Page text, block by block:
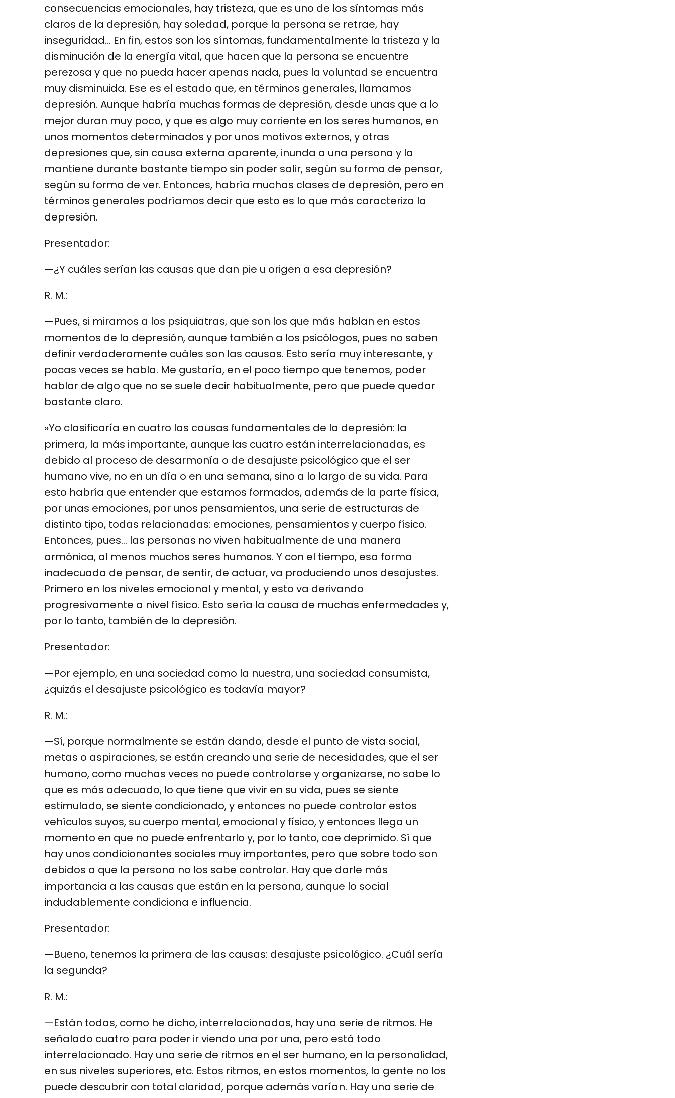
consecuencias emocionales, hay tristeza, que es uno de los síntomas más
claros de la depresión, hay soledad, porque la persona se retrae, hay
inseguridad… En fin, estos son los síntomas, fundamentalmente la tristeza y la
disminución de la energía vital, que hacen que la persona se encuentre
perezosa y que no pueda hacer apenas nada, pues la voluntad se encuentra
muy disminuida. Ese es el estado que, en términos generales, llamamos
depresión. Aunque habría muchas formas de depresión, desde unas que a lo
mejor duran muy poco, y que es algo muy corriente en los seres humanos, en
unos momentos determinados y por unos motivos externos, y otras
depresiones que, sin causa externa aparente, inunda a una persona y la
mantiene durante bastante tiempo sin poder salir, según su forma de pensar,
según su forma de ver. Entonces, habría muchas clases de depresión, pero en
términos generales podríamos decir que esto es lo que más caracteriza la
depresión.
Presentador:
—¿Y cuáles serían las causas que dan pie u origen a esa depresión?
R. M.:
—Pues, si miramos a los psiquiatras, que son los que más hablan en estos
momentos de la depresión, aunque también a los psicólogos, pues no saben
definir verdaderamente cuáles son las causas. Esto sería muy interesante, y
pocas veces se habla. Me gustaría, en el poco tiempo que tenemos, poder
hablar de algo que no se suele decir habitualmente, pero que puede quedar
bastante claro.
»Yo clasificaría en cuatro las causas fundamentales de la depresión: la
primera, la más importante, aunque las cuatro están interrelacionadas, es
debido al proceso de desarmonía o de desajuste psicológico que el ser
humano vive, no en un día o en una semana, sino a lo largo de su vida. Para
esto habría que entender que estamos formados, además de la parte física,
por unas emociones, por unos pensamientos, una serie de estructuras de
distinto tipo, todas relacionadas: emociones, pensamientos y cuerpo físico.
Entonces, pues… las personas no viven habitualmente de una manera
armónica, al menos muchos seres humanos. Y con el tiempo, esa forma
inadecuada de pensar, de sentir, de actuar, va produciendo unos desajustes.
Primero en los niveles emocional y mental, y esto va derivando
progresivamente a nivel físico. Esto sería la causa de muchas enfermedades y,
por lo tanto, también de la depresión.
Presentador:
—Por ejemplo, en una sociedad como la nuestra, una sociedad consumista,
¿quizás el desajuste psicológico es todavía mayor?
R. M.:
—Sí, porque normalmente se están dando, desde el punto de vista social,
metas o aspiraciones, se están creando una serie de necesidades, que el ser
humano, como muchas veces no puede controlarse y organizarse, no sabe lo
que es más adecuado, lo que tiene que vivir en su vida, pues se siente
estimulado, se siente condicionado, y entonces no puede controlar estos
vehículos suyos, su cuerpo mental, emocional y físico, y entonces llega un
momento en que no puede enfrentarlo y, por lo tanto, cae deprimido. Sí que
hay unos condicionantes sociales muy importantes, pero que sobre todo son
debidos a que la persona no los sabe controlar. Hay que darle más
importancia a las causas que están en la persona, aunque lo social
indudablemente condiciona e influencia.
Presentador:
—Bueno, tenemos la primera de las causas: desajuste psicológico. ¿Cuál sería
la segunda?
R. M.:
—Están todas, como he dicho, interrelacionadas, hay una serie de ritmos. He
señalado cuatro para poder ir viendo una por una, pero está todo
interrelacionado. Hay una serie de ritmos en el ser humano, en la personalidad,
en sus niveles superiores, etc. Estos ritmos, en estos momentos, la gente no los
puede descubrir con total claridad, porque además varían. Hay una serie de